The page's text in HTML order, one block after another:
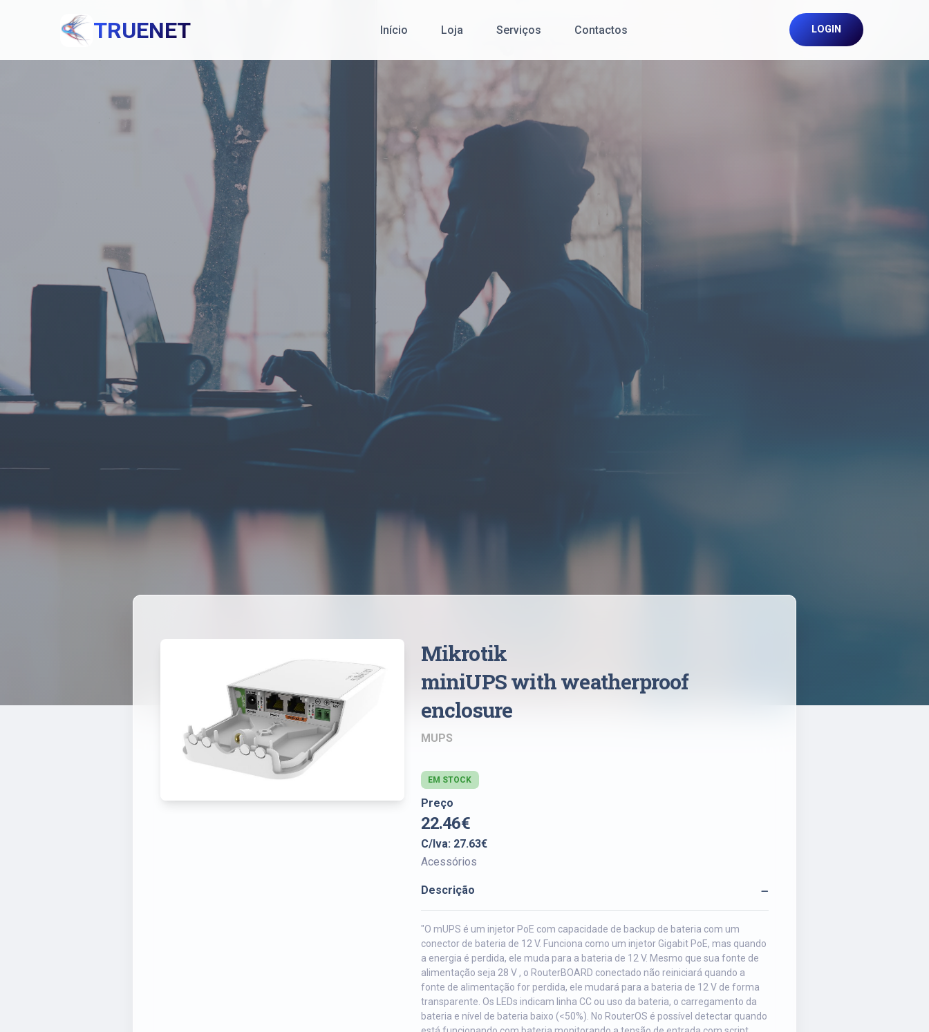
TRUENET Início Loja Serviços
Redes de Comunicação de Dados
Serviço Pós-Venda
Desenvolvimento de Software
Office 365
Contactos LOGIN
Mikrotik
miniUPS with weatherproof
enclosure
MUPS
EM STOCK
Preço
22.46€
C/Iva: 27.63€
Acessórios
Descrição
"O mUPS é um injetor PoE com capacidade de backup de bateria com um
conector de bateria de 12 V. Funciona como um injetor Gigabit PoE, mas quando
a energia é perdida, ele muda para a bateria de 12 V. Mesmo que sua fonte de
alimentação seja 28 V , o RouterBOARD conectado não reiniciará quando a
fonte de alimentação for perdida, ele mudará para a bateria de 12 V de forma
transparente. Os LEDs indicam linha CC ou uso da bateria, o carregamento da
bateria e nível de bateria baixo (<50%). No RouterOS é possível detectar quando